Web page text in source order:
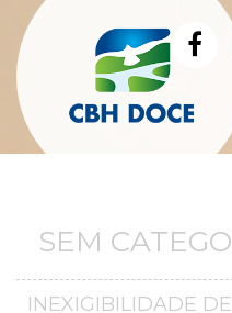
SEM
INEXIGIBILIDADE